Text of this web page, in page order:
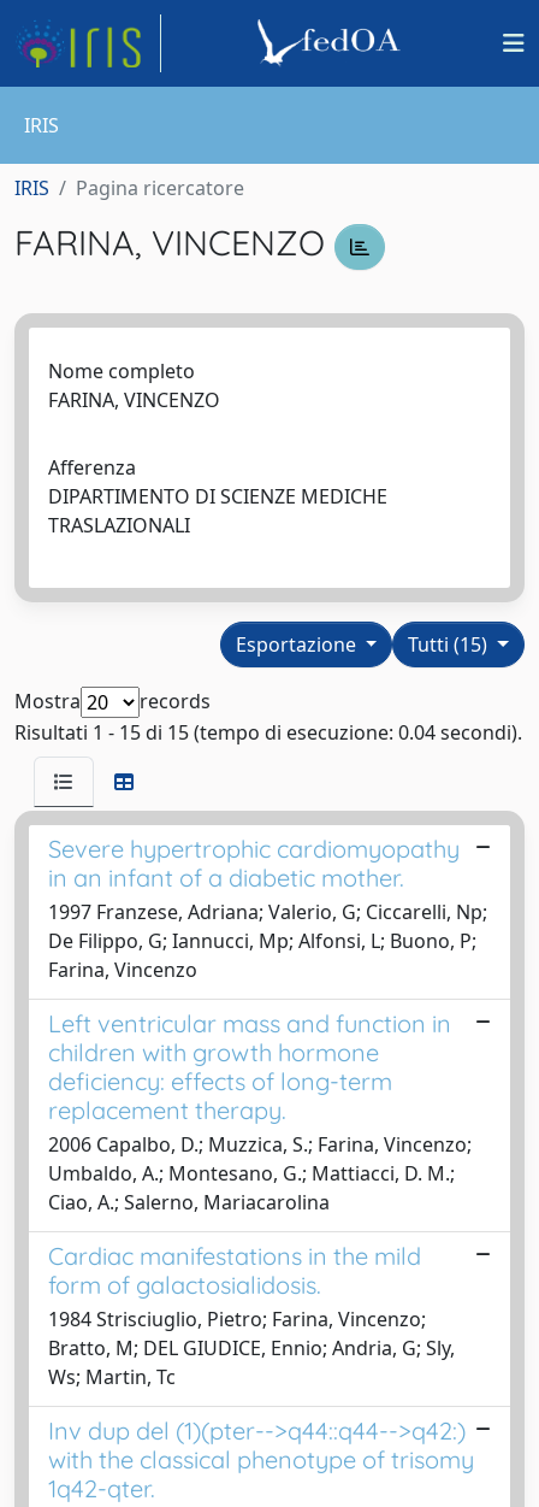
IRIS
IRIS Pagina ricercatore
FARINA, VINCENZO
Nome completo
FARINA, VINCENZO
Afferenza
DIPARTIMENTO DI SCIENZE MEDICHE
TRASLAZIONALI
Tutti (15)
Esportazione
Mostra
records
Risultati 1 - 15 di 15 (tempo di esecuzione: 0.04 secondi).
Severe hypertrophic cardiomyopathy
in an infant of a diabetic mother.
1997 Franzese, Adriana; Valerio, G; Ciccarelli, Np;
De Filippo, G; Iannucci, Mp; Alfonsi, L; Buono, P;
Farina, Vincenzo
Left ventricular mass and function in
children with growth hormone
deficiency: effects of long-term
replacement therapy.
2006 Capalbo, D.; Muzzica, S.; Farina, Vincenzo;
Umbaldo, A.; Montesano, G.; Mattiacci, D. M.;
Ciao, A.; Salerno, Mariacarolina
Cardiac manifestations in the mild
form of galactosialidosis.
1984 Strisciuglio, Pietro; Farina, Vincenzo;
Bratto, M; DEL GIUDICE, Ennio; Andria, G; Sly,
Ws; Martin, Tc
Inv dup del (1)(pter-->q44::q44-->q42:)
with the classical phenotype of trisomy
1q42-qter.